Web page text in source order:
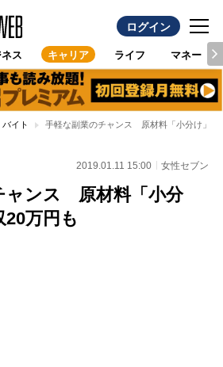
ログイン
ス キャリア ライフ マネー
イト 手軽な副業のチャンス 原材料「小分け」売
2019.01.11 15:00 女性セブン
ャンス 原材料「小分
万円も